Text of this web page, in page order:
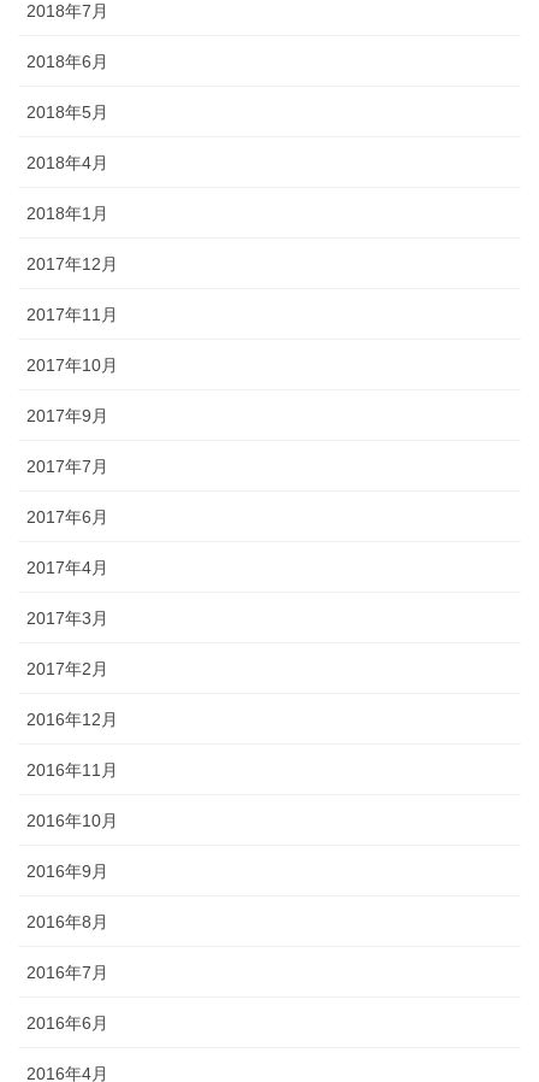
2018年7月
2018年6月
2018年5月
2018年4月
2018年1月
2017年12月
2017年11月
2017年10月
2017年9月
2017年7月
2017年6月
2017年4月
2017年3月
2017年2月
2016年12月
2016年11月
2016年10月
2016年9月
2016年8月
2016年7月
2016年6月
2016年4月